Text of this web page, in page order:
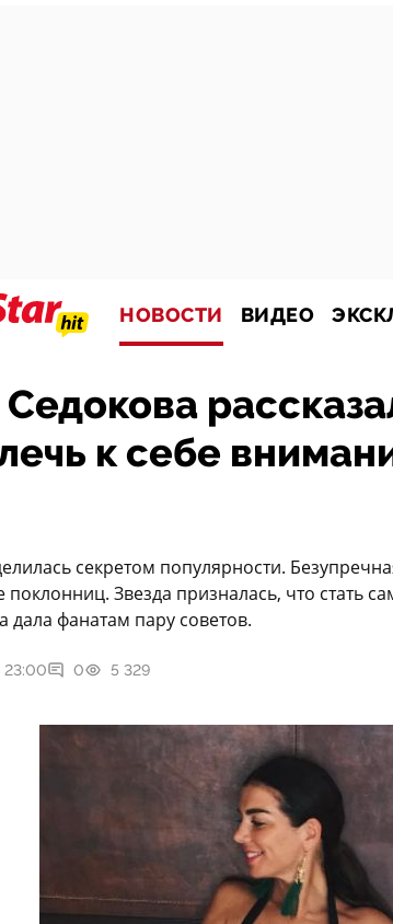
НОВОСТИ ВИДЕО
к себе
секретом популярности.
поклонниц. Звезда призналась, что стать
дала фанатам пару советов.
23:00 0 5 329